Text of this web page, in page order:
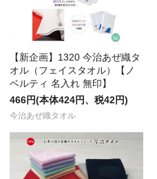
【新企画】1320 今治あぜ織タ
オル（フェイスタオル）【ノ
ベルティ 名入れ 無印】
466円(本体424円、税42円)
今治あぜ織タオル